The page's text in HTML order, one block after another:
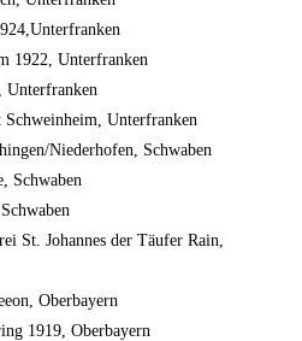
1922, Unterfranken
Unterfranken
Unterfranken
​Niederhofen, Schwaben
Schwaben
St. Johan­nes der Täu­fer Rain,
Oberbayern
1919, Oberbayern